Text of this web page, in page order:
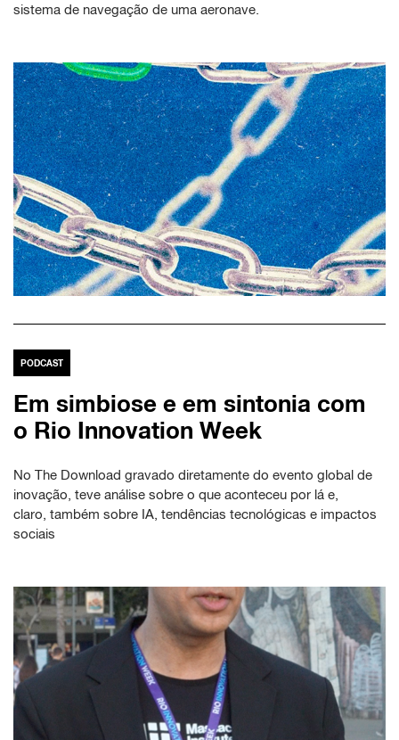
sistema de navegação de uma aeronave.
PODCAST
Em simbiose e em sintonia com
o Rio Innovation Week
No The Download gravado diretamente do evento global de
inovação, teve análise sobre o que aconteceu por lá e,
claro, também sobre IA, tendências tecnológicas e impactos
sociais